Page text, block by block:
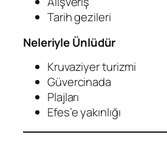
Tarih gezileri
Neleriyle Ünlüdür
Kruvaziyer turizmi
Güvercinada
Plajları
Efes’e yakınlığı